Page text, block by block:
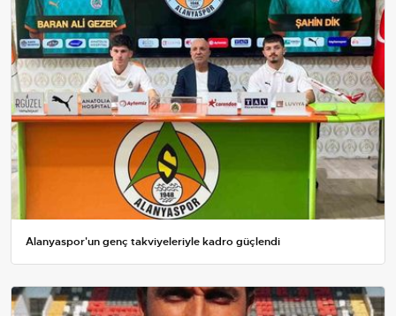
Alanyaspor'un genç takviyeleriyle kadro güçlendi